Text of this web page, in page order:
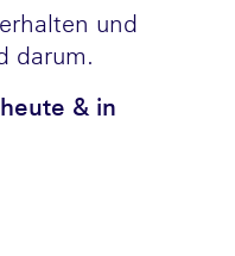
und
darum.
& in